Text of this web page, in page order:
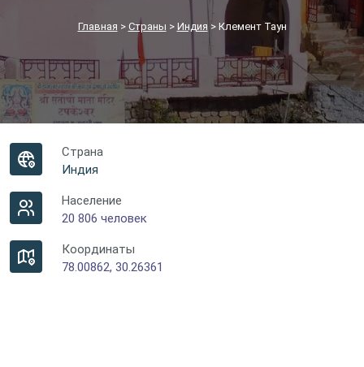
Главная > Страны > Индия > Клемент Таун
Страна
Индия
Население
20 806 человек
Координаты
78.00862, 30.26361